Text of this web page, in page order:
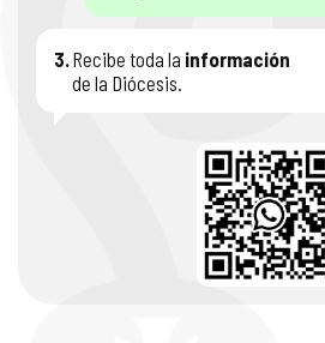
3. Recibe toda la información
de la Diócesis.